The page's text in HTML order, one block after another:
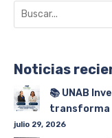
Noticias
📚 UNAB
transforma
julio 29, 2026